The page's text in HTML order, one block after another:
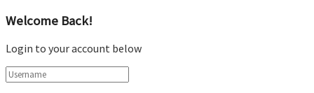
Welcome Back!
Login to your account below